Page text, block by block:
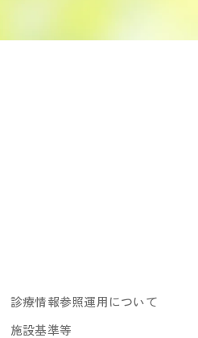
診療情報参照運用について
施設基準等